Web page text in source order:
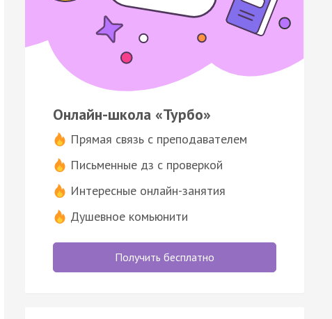
Онлайн-школа «Турбо»
Прямая связь с преподавателем
Письменные дз с проверкой
Интересные онлайн-занятия
Душевное комьюнити
Получить бесплатно